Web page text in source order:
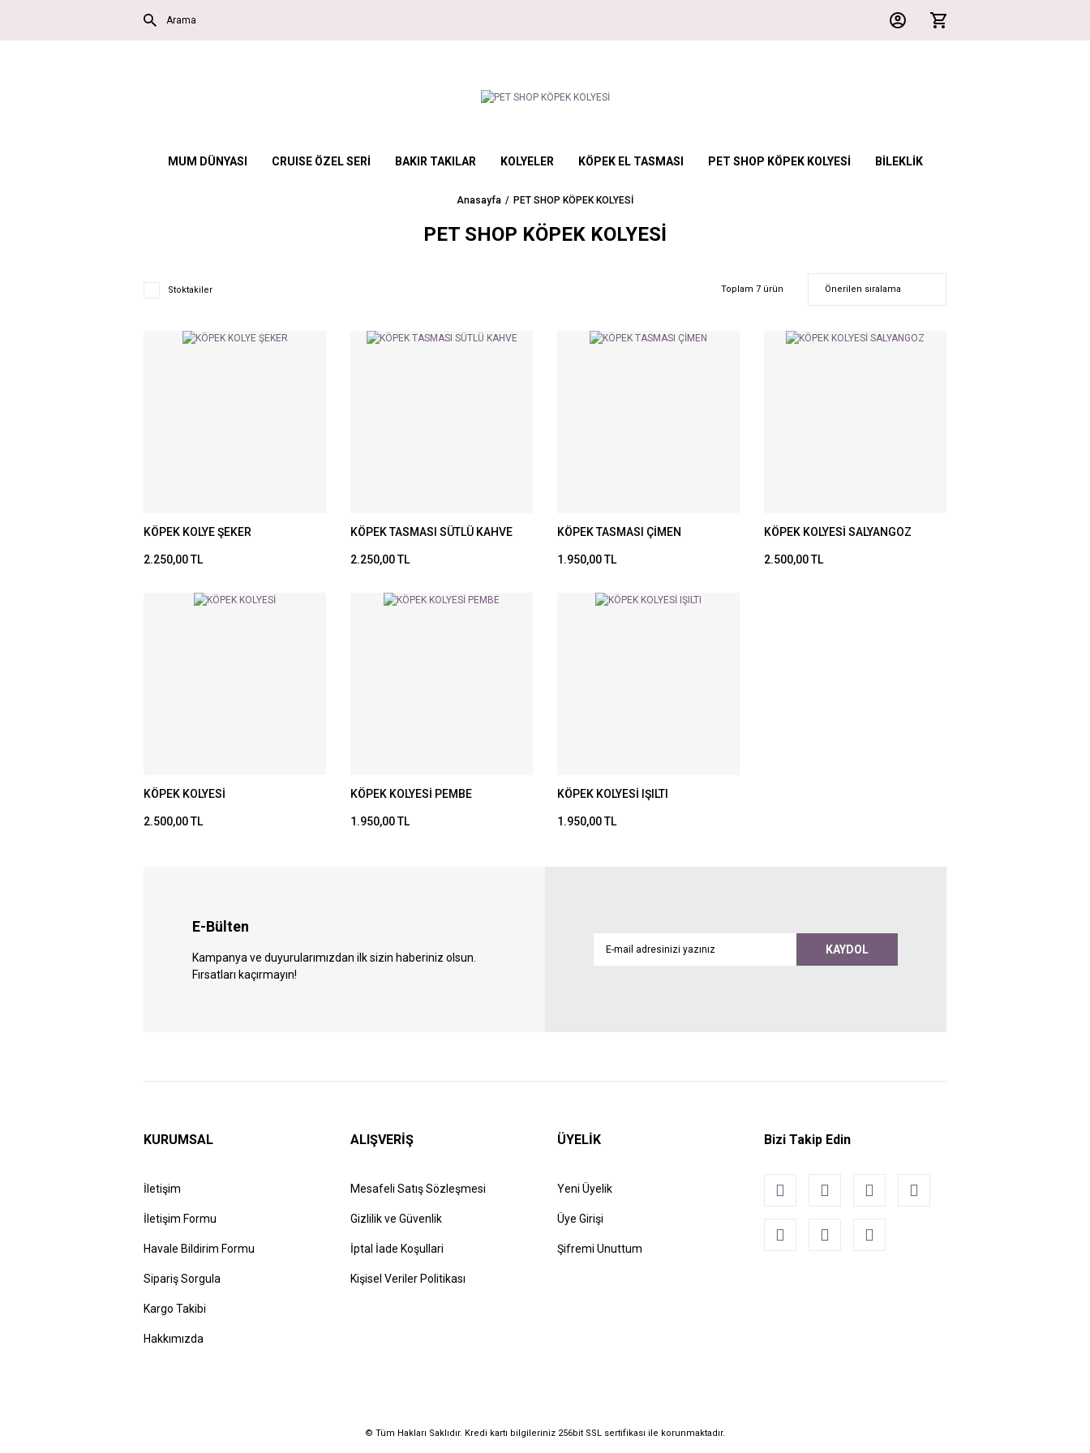
MUM DÜNYASI CRUISE ÖZEL SERİ BAKIR TAKILAR KOLYELER KÖPEK EL TASMASI PET SHOP KÖPEK KOLYESİ BİLEKLİK
Anasayfa PET SHOP KÖPEK KOLYESİ
PET SHOP KÖPEK KOLYESİ
Stoktakiler Toplam 7 ürün
KÖPEK KOLYE ŞEKER
2.250,00 TL
KÖPEK TASMASI SÜTLÜ KAHVE
2.250,00 TL
KÖPEK TASMASI ÇİMEN
1.950,00 TL
KÖPEK KOLYESİ SALYANGOZ
2.500,00 TL
KÖPEK KOLYESİ
2.500,00 TL
KÖPEK KOLYESİ PEMBE
1.950,00 TL
KÖPEK KOLYESİ IŞILTI
1.950,00 TL
E-Bülten
Kampanya ve duyurularımızdan ilk sizin haberiniz olsun.
Fırsatları kaçırmayın!
KAYDOL
KURUMSAL
İletişim
İletişim Formu
Havale Bildirim Formu
Sipariş Sorgula
Kargo Takibi
Hakkımızda
ALIŞVERİŞ
Mesafeli Satış Sözleşmesi
Gizlilik ve Güvenlik
İptal İade Koşullari
Kişisel Veriler Politikası
ÜYELİK
Yeni Üyelik
Üye Girişi
Şifremi Unuttum
Bizi Takip Edin
© Tüm Hakları Saklıdır. Kredi kartı bilgileriniz 256bit SSL sertifikası ile korunmaktadır.